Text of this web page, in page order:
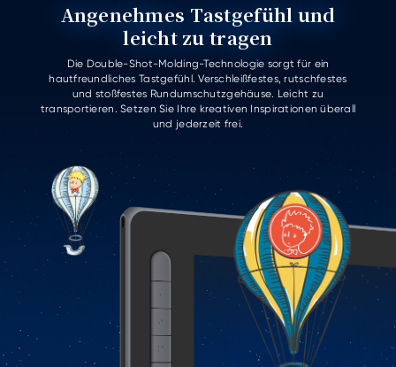
Angenehmes Tastgefühl und
leicht zu tragen
Die Double-Shot-Molding-Technologie sorgt für ein
hautfreundliches Tastgefühl. Verschleißfestes, rutschfestes
und stoßfestes Rundumschutzgehäuse. Leicht zu
transportieren. Setzen Sie Ihre kreativen Inspirationen überall
und jederzeit frei.